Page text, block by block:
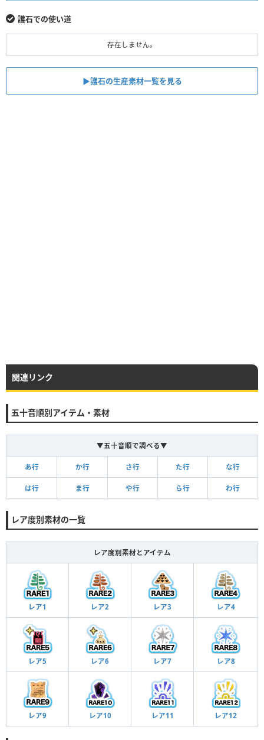
護石での使い道
存在しません。
▶護石の生産素材一覧を見る
関連リンク
五十音順別アイテム・素材
▼五十音順で調べる▼
あ行 か行 さ行 た行 な行
は行 ま行 や行 ら行 わ行
レア度別素材の一覧
レア度別素材とアイテム
レア1 レア2 レア3 レア4
レア5 レア6 レア7 レア8
レア9 レア10 レア11 レア12